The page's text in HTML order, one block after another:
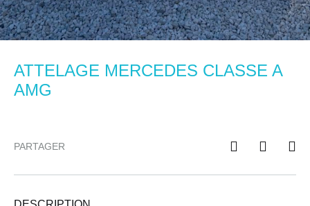
ATTELAGE MERCEDES CLASSE A
AMG
PARTAGER